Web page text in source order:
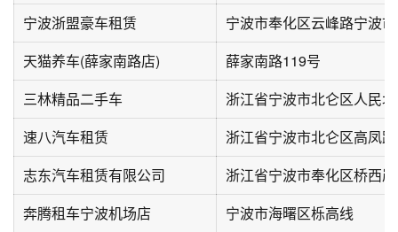
宁波浙盟豪车租赁
天猫养车(薛家南路店)
薛家南路119号
三林精品二手车
速八汽车租赁
志东汽车租赁有限公司
浙江省宁波市奉化区桥西
奔腾租车宁波机场店
宁波市海曙区栎高线